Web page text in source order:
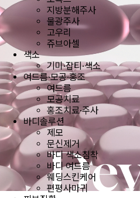
지방분해주사
물광주사
고우리
쥬브아셀
색소
기미·잡티·색소
여드름·모공·홍조
여드름
모공치료
홍조치료·주사
바디솔루션
제모
문신제거
바디 색소침착
바디 여드름
웨딩스킨케어
편평사마귀